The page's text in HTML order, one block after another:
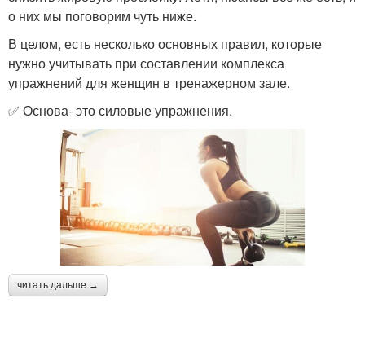
о них мы поговорим чуть ниже.
В целом, есть несколько основных правил, которые
нужно учитывать при составлении комплекса
упражнений для женщин в тренажерном зале.
✅ Основа- это силовые упражнения.
читать дальше →